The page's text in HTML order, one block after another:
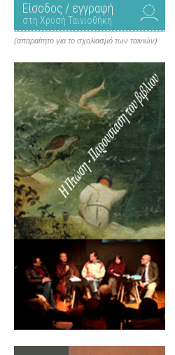
Είσοδος / εγγραφή
στη Χρυσή Ταινιοθήκη
(απαραίτητο για το σχολιασμό των ταινιών)